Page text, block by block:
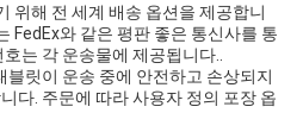
위해 전 세계 배송 옵션을 제공합니
FedEx와 같은 평판 좋은 통신사를 통
는 각 운송물에 제공됩니다..
블릿이 운송 중에 안전하고 손상되지
다. 주문에 따라 사용자 정의 포장 옵